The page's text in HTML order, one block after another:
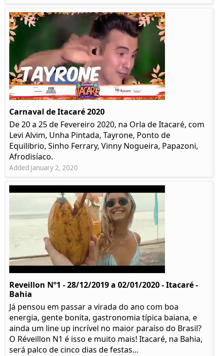
Carnaval de Itacaré 2020
De 20 a 25 de Fevereiro 2020, na Orla de Itacaré, com
Levi Alvim, Unha Pintada, Tayrone, Ponto de
Equilibrio, Sinho Ferrary, Vinny Nogueira, Papazoni,
Afrodisíaco.
Added January 2, 2020
Reveillon Nº1 - 28/12/2019 a 02/01/2020 - Itacaré -
Bahia
Já pensou em passar a virada do ano com boa
energia, gente bonita, gastronomia típica baiana, e
ainda um line up incrível no maior paraíso do Brasil?
O Réveillon N1 é isso e muito mais! Itacaré, na Bahia,
será palco de cinco dias de festas...